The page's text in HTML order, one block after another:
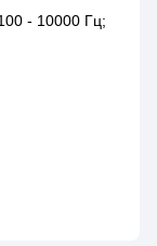
- 10000 Гц;